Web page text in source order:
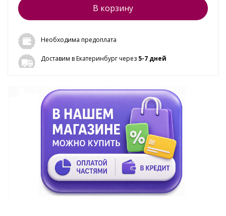
В корзину
Необходима предоплата
Доставим в Екатеринбург через 5-7 дней